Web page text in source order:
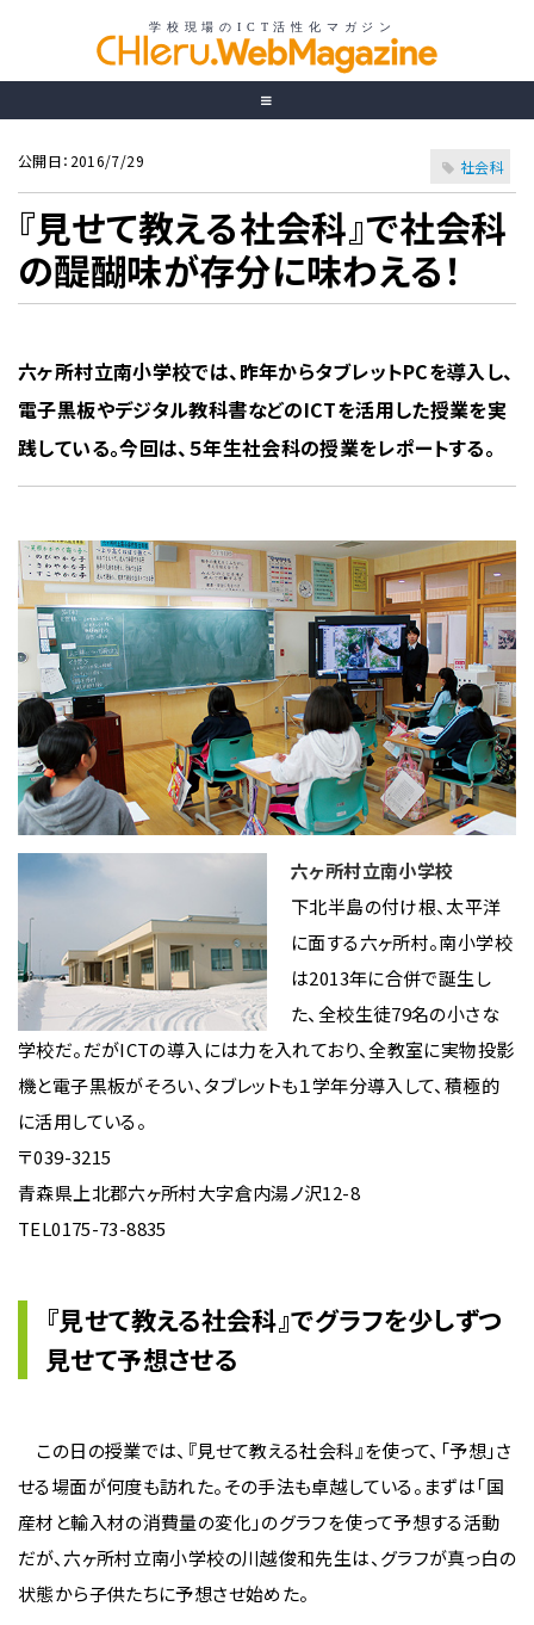
公開日：2016/7/29 社会科
『見せて教える社会科』で社会科
の醍醐味が存分に味わえる！
六ヶ所村立南小学校では、昨年からタブレットPCを導入し、
電子黒板やデジタル教科書などのICTを活用した授業を実
践している。今回は、５年生社会科の授業をレポートする。
六ヶ所村立南小学校
下北半島の付け根、太平洋
に面する六ヶ所村。南小学校
は2013年に合併で誕生し
た、全校生徒79名の小さな
学校だ。だがICTの導入には力を入れており、全教室に実物投影
機と電子黒板がそろい、タブレットも１学年分導入して、積極的
に活用している。
〒039-3215
青森県上北郡六ヶ所村大字倉内湯ノ沢12-8
TEL0175-73-8835
『見せて教える社会科』でグラフを少しずつ
見せて予想させる
この日の授業では、『見せて教える社会科』を使って、「予想」さ
せる場面が何度も訪れた。その手法も卓越している。まずは「国
産材と輸入材の消費量の変化」のグラフを使って予想する活動
だが、六ヶ所村立南小学校の川越俊和先生は、グラフが真っ白の
状態から子供たちに予想させ始めた。